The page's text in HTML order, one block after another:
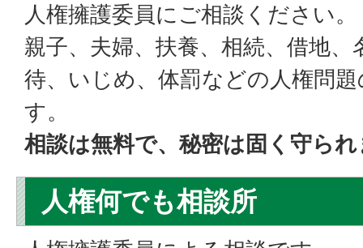
人権擁護委員にご相談ください。
親子、夫婦、扶養、相続、借地、
待、いじめ、体罰などの人権問
す。
相談は無料で、秘密は固く守ら
人権何でも相談所